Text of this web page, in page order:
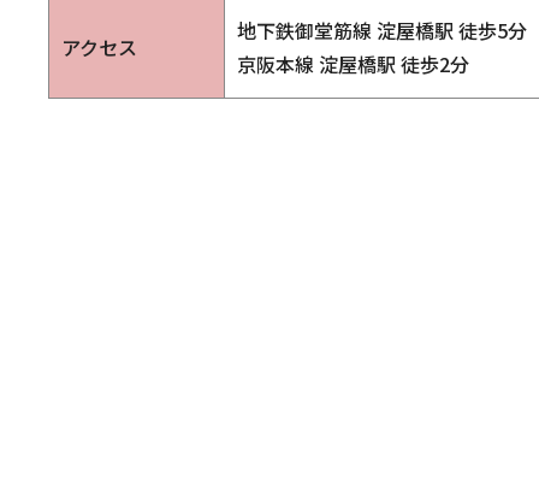
アクセス
地下鉄御堂筋線 淀屋橋駅 徒歩5分
京阪本線 淀屋橋駅 徒歩2分